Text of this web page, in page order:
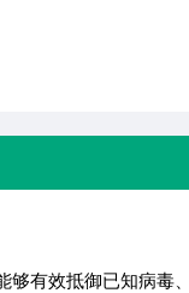
有效抵御已知病毒